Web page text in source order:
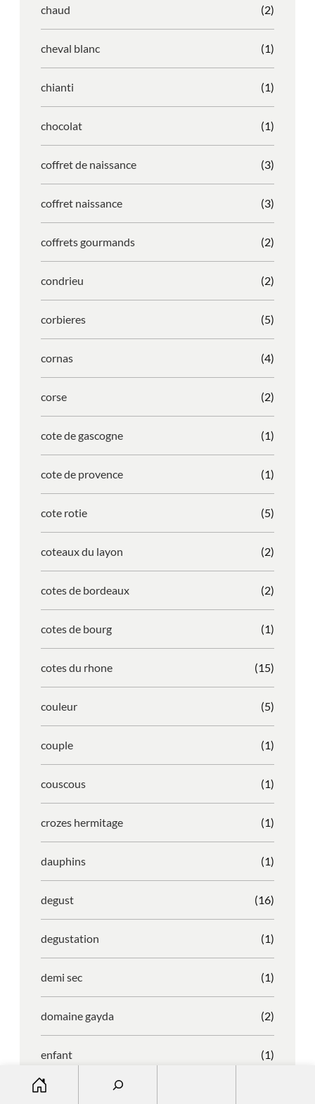
chaud (2)
cheval blanc (1)
chianti (1)
chocolat (1)
coffret de naissance (3)
coffret naissance (3)
coffrets gourmands (2)
condrieu (2)
corbieres (5)
cornas (4)
corse (2)
cote de gascogne (1)
cote de provence (1)
cote rotie (5)
coteaux du layon (2)
cotes de bordeaux (2)
cotes de bourg (1)
cotes du rhone (15)
couleur (5)
couple (1)
couscous (1)
crozes hermitage (1)
dauphins (1)
degust (16)
degustation (1)
demi sec (1)
domaine gayda (2)
enfant (1)
entreprise